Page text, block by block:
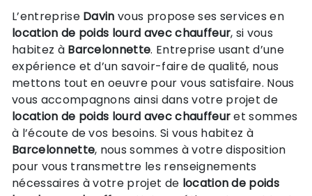
L’entreprise Davin vous propose ses services en
location de poids lourd avec chauffeur, si vous
habitez à Barcelonnette. Entreprise usant d’une
expérience et d’un savoir-faire de qualité, nous
mettons tout en oeuvre pour vous satisfaire. Nous
vous accompagnons ainsi dans votre projet de
location de poids lourd avec chauffeuret sommes
à l’écoute de vos besoins. Si vous habitez à
Barcelonnette, nous sommes à votre disposition
pour vous transmettre les renseignements
nécessaires à votre projet de location de poids